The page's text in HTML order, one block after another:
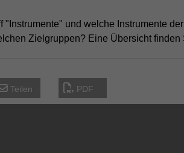
"Instrumente" und welche Instrumente der
Zielgruppen? Eine Übersicht finden
Teilen PDF